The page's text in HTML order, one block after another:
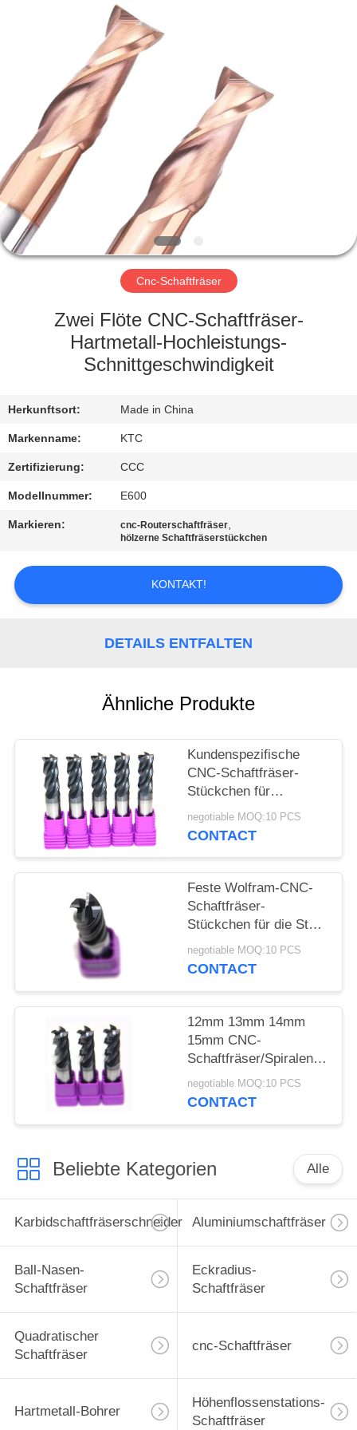
HAUS
PRODUKTE
ÜBER
UNS
FABRIK-
QUALITÄTSKONTROLLE
SIE
MIT
UNS
IN
VERBINDUNG
FORDERN
SIE
PRIVACY
POLICY
Cnc-Schaftfräser
Zwei Flöte CNC-Schaftfräser-
Hartmetall-Hochleistungs-
Schnittgeschwindigkeit
Herkunftsort: Made in China
Markenname: KTC
Zertifizierung: CCC
Modellnummer: E600
Markieren: cnc-Routerschaftfräser,
hölzerne Schaftfräserstückchen
KONTAKT!
DETAILS ENTFALTEN
Ähnliche Produkte
Kundenspezifische
CNC-Schaftfräser-
Stückchen für
Edelstahl-
Standbohrmaschine
negotiable MOQ:10 PCS
CONTACT
Feste Wolfram-CNC-
Schaftfräser-
Stückchen für die Stahl
Flöte vier beschichtet
negotiable MOQ:10 PCS
CONTACT
12mm 13mm 14mm
15mm CNC-
Schaftfräser/Spiralen-
Schaftfräser-Schneider
bearbeitet GU25UF
negotiable MOQ:10 PCS
CONTACT
Beliebte Kategorien Alle
Karbidschaftfräserschneider Aluminiumschaftfräser
Ball-Nasen-
Schaftfräser
Eckradius-
Schaftfräser
Quadratischer
Schaftfräser
cnc-Schaftfräser
Hartmetall-Bohrer
Höhenflossenstations-
Schaftfräser